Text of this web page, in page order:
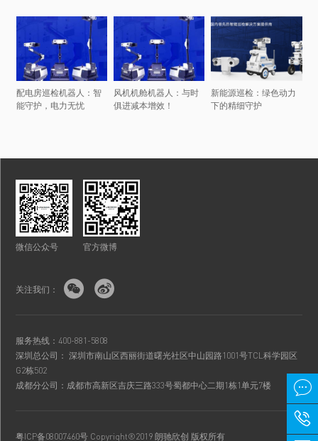
配电房巡检机器人：智
能守护，电力无忧
风机机舱机器人：与时
俱进减本增效！
新能源巡检：绿色动力
下的精细守护
微信公众号 官方微博
关注我们：  
服务热线：400-881-5808
深圳总公司： 深圳市南山区西丽街道曙光社区中山园路1001号TCL科学园区
G2栋502
成都分公司：成都市高新区吉庆三路333号蜀都中心二期1栋1单元7楼
粤ICP备08007460号 Copyright®2019 朗驰欣创 版权所有

